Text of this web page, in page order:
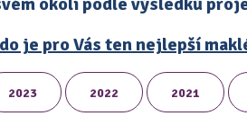
je pro Vás ten nejlepší
2023 2022 2021